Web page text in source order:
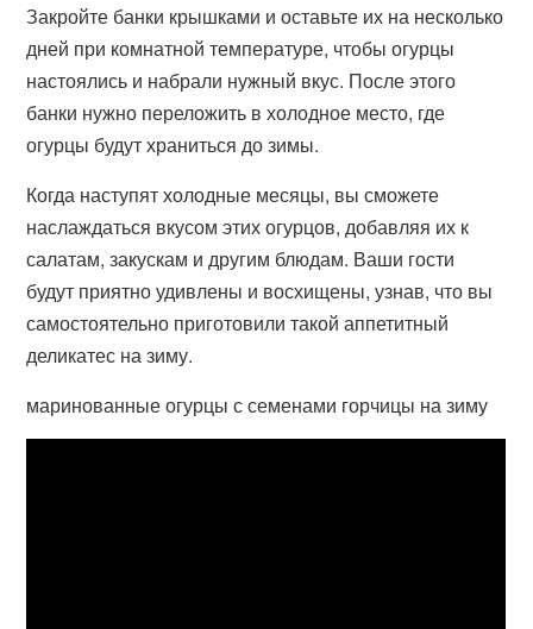
Закройте банки крышками и оставьте их на несколько
дней при комнатной температуре, чтобы огурцы
настоялись и набрали нужный вкус. После этого
банки нужно переложить в холодное место, где
огурцы будут храниться до зимы.
Когда наступят холодные месяцы, вы сможете
наслаждаться вкусом этих огурцов, добавляя их к
салатам, закускам и другим блюдам. Ваши гости
будут приятно удивлены и восхищены, узнав, что вы
самостоятельно приготовили такой аппетитный
деликатес на зиму.
маринованные огурцы с семенами горчицы на зиму